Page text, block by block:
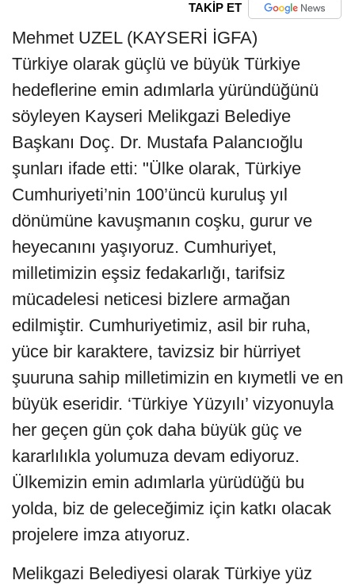
TAKİP ET
Mehmet UZEL (KAYSERİ İGFA)
Türkiye olarak güçlü ve büyük Türkiye
hedeflerine emin adımlarla yüründüğünü
söyleyen Kayseri Melikgazi Belediye
Başkanı Doç. Dr. Mustafa Palancıoğlu
şunları ifade etti: "Ülke olarak, Türkiye
Cumhuriyeti’nin 100’üncü kuruluş yıl
dönümüne kavuşmanın coşku, gurur ve
heyecanını yaşıyoruz. Cumhuriyet,
milletimizin eşsiz fedakarlığı, tarifsiz
mücadelesi neticesi bizlere armağan
edilmiştir. Cumhuriyetimiz, asil bir ruha,
yüce bir karaktere, tavizsiz bir hürriyet
şuuruna sahip milletimizin en kıymetli ve en
büyük eseridir. ‘Türkiye Yüzyılı’ vizyonuyla
her geçen gün çok daha büyük güç ve
kararlılıkla yolumuza devam ediyoruz.
Ülkemizin emin adımlarla yürüdüğü bu
yolda, biz de geleceğimiz için katkı olacak
projelere imza atıyoruz.
Melikgazi Belediyesi olarak Türkiye yüz